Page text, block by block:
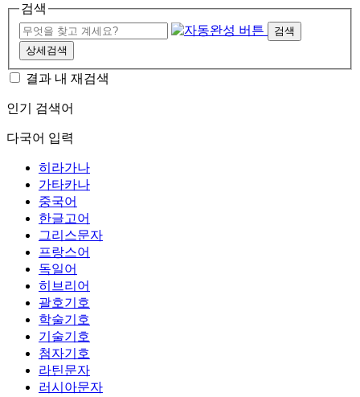
검색
검색
상세검색
결과 내 재검색
인기 검색어
다국어 입력
히라가나
가타카나
중국어
한글고어
그리스문자
프랑스어
독일어
히브리어
괄호기호
학술기호
기술기호
첨자기호
라틴문자
러시아문자